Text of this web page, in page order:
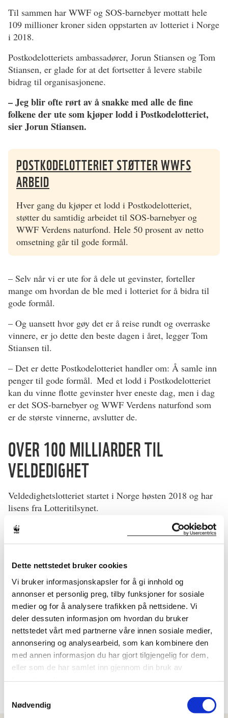
Dette nettstedet bruker cookies
Vi bruker informasjonskapsler for å gi innhold og
annonser et personlig preg, tilby funksjoner for sosiale
medier og for å analysere trafikken på nettsidene. Vi
deler dessuten informasjon om hvordan du bruker
nettstedet vårt med partnerne våre innen sosiale medier,
annonsering og analysearbeid, som kan kombinere den
med annen informasjon du har gjort tilgjengelig for dem,
eller som de har samlet inn gjennom din bruk av
Nødvendig
Til sammen har WWF og SOS-barnebyer mottatt hele
109 millioner kroner siden oppstarten av lotteriet i Norge
i 2018.
Postkodelotteriets ambassadører, Jorun Stiansen og Tom
Stiansen, er glade for at det fortsetter å levere stabile
bidrag til organisasjonene.
– Jeg blir ofte rørt av å snakke med alle de fine
folkene der ute som kjøper lodd i Postkodelotteriet,
sier Jorun Stiansen.
POSTKODELOTTERIET STØTTER WWFS
ARBEID
Hver gang du kjøper et lodd i Postkodelotteriet,
støtter du samtidig arbeidet til SOS-barnebyer og
WWF Verdens naturfond. Hele 50 prosent av netto
omsetning går til gode formål.
– Selv når vi er ute for å dele ut gevinster, forteller
mange om hvordan de ble med i lotteriet for å bidra til
gode formål.
– Og uansett hvor gøy det er å reise rundt og overraske
vinnere, er jo dette den beste dagen i året, legger Tom
Stiansen til.
– Det er dette Postkodelotteriet handler om: Å samle inn
penger til gode formål. Med et lodd i Postkodelotteriet
kan du vinne flotte gevinster hver eneste dag, men i dag
er det SOS-barnebyer og WWF Verdens naturfond som
er de største vinnerne, avslutter de.
OVER 100 MILLIARDER TIL
VELDEDIGHET
Veldedighetslotteriet startet i Norge høsten 2018 og har
lisens fra Lotteritilsynet.
Det er
SOS-barnebyer og WWF Verdens naturfondsom
eier lisensen. Lotteriet finnes også i Nederland,
verdens tredje største private giver til ideelle
organisasjoner.
Totalt har Postkodelotteriene gitt over 100 milliarder
kroner til ideelle organisasjoner som arbeider for å
utgjøre en positiv forskjell i Norge og i resten av verden.